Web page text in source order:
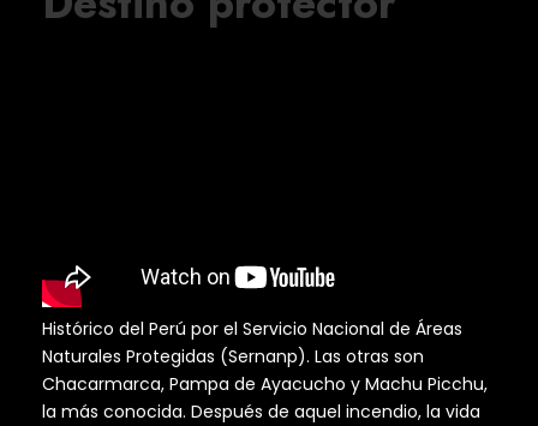
Histórico del Perú por el Servicio Nacional de Áreas
Naturales Protegidas (Sernanp). Las otras son
Chacarmarca, Pampa de Ayacucho y Machu Picchu,
la más conocida. Después de aquel incendio, la vida